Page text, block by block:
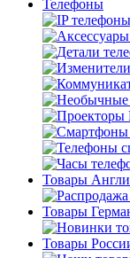
Телефоны
Товары
Товары
Товары